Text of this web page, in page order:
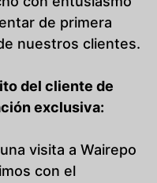
de primera
nuestros clientes.
del cliente de
exclusiva:
visita a Wairepo
con el